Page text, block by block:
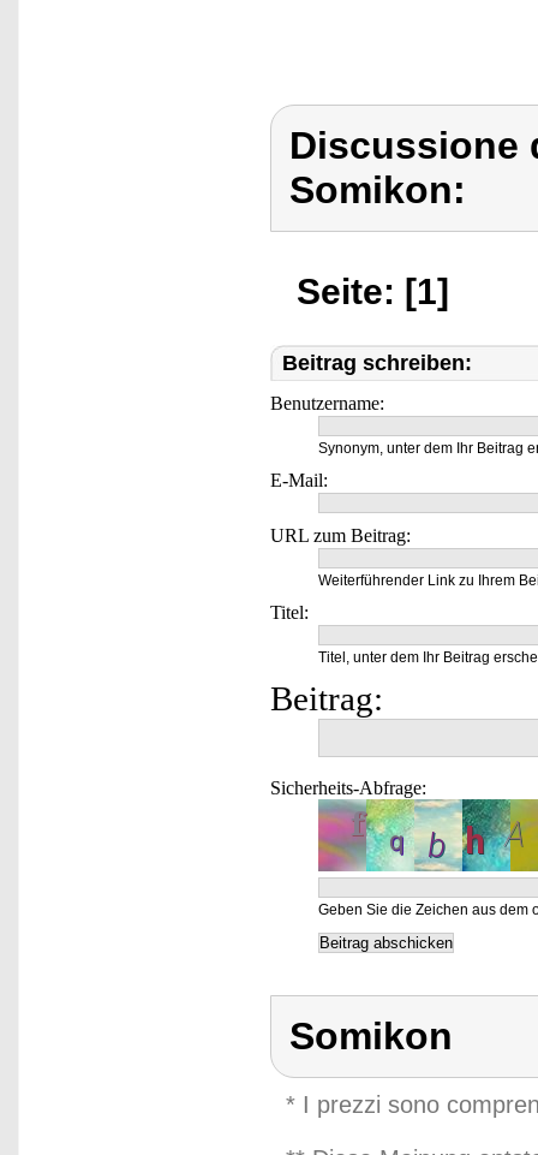
Discussione
Somikon:
Seite: [1]
Beitrag schreiben:
Benutzername:
Synonym, unter dem Ihr Beitrag
E-Mail:
URL zum Beitrag:
Weiterführender Link zu Ihrem
Titel:
Titel, unter dem Ihr Beitrag
Beitrag:
Sicherheits-Abfrage:
Geben Sie die Zeichen aus dem
Somikon
* I prezzi sono